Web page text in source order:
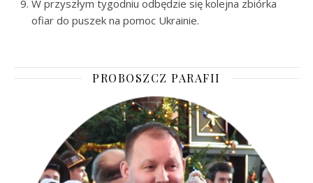
W przyszłym tygodniu odbędzie się kolejna zbiórka
ofiar do puszek na pomoc Ukrainie.
PROBOSZCZ PARAFII